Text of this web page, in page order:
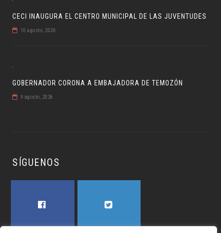
CECI INAUGURA EL CENTRO MUNICIPAL DE LAS JUVENTUDES
10 agosto, 2026
GOBERNADOR CORONA A EMBAJADORA DE TEMOZÓN
9 agosto, 2026
SÍGUENOS